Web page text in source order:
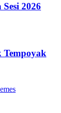
2026
Tempoyak